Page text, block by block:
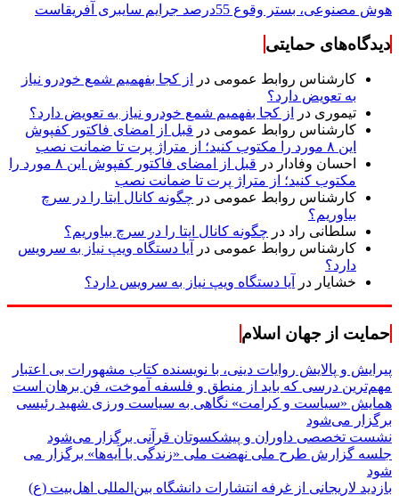
هوش مصنوعی، بستر وقوع 55درصد جرایم سایبری آفریقاست
دیدگاه‌های حمایتی
کارشناس روابط عمومی در
از کجا بفهمیم شمع خودرو نیاز
به تعویض دارد؟
تیموری در
از کجا بفهمیم شمع خودرو نیاز به تعویض دارد؟
کارشناس روابط عمومی در قبل از امضای فاکتور کفپوش
این ۸ مورد را مکتوب کنید؛ از متراژ پرت تا ضمانت نصب
احسان وفادار در
قبل از امضای فاکتور کفپوش این ۸ مورد را
مکتوب کنید؛ از متراژ پرت تا ضمانت نصب
کارشناس روابط عمومی در چگونه کانال ایتا را در سرچ
بیاوریم؟
سلطانی راد در چگونه کانال ایتا را در سرچ بیاوریم؟
کارشناس روابط عمومی در
آیا دستگاه ویپ نیاز به سرویس
دارد؟
خشایار در آیا دستگاه ویپ نیاز به سرویس دارد؟
حمایت از جهان اسلام
پیرایش و پالایش روایات دینی، با نویسنده کتاب مشهورات بی اعتبار
مهم‌ترین درسی که باید از منطق و فلسفه آموخت، فن برهان است
همایش «سیاست و کرامت» نگاهی به سیاست ورزی شهید رئیسی
برگزار می‌شود
نشست تخصصی داوران و پیشکسوتان قرآنی برگزار می‌شود
جلسه گزارش طرح ملی نهضت ملی «زندگی با آیه‌ها» برگزار می
شود
بازدید لاریجانی از غرفه انتشارات دانشگاه بین‌المللی اهل‌بیت (ع)